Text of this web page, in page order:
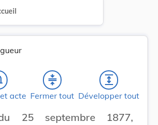
acte
compress
Fermer tout
expand
Développer tout
25 septembre 1877,